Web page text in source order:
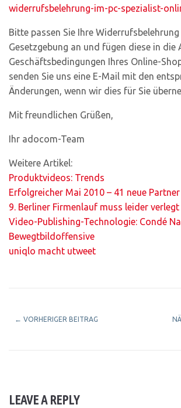
widerrufsbelehrung-im-pc-spezialist-
Bitte passen Sie Ihre Widerrufsbelehrung
Gesetzgebung an und fügen diese in die
Geschäftsbedingungen Ihres Online-
senden Sie uns eine E-Mail mit den
Änderungen, wenn wir dies für Sie
Mit freundlichen Grüßen,
Ihr adocom-Team
Weitere Artikel:
Produktvideos: Trends
Erfolgreicher Mai 2010 – 41 neue Partner
9. Berliner Firmenlauf muss leider
Video-Publishing-Technologie: Condé
Bewegtbildoffensive
uniqlo macht utweet
← VORHERIGER BEITRAG
LEAVE A REPLY